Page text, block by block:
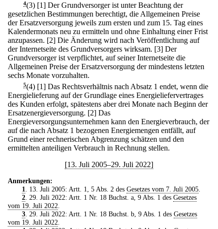
4(3) [1] Der Grundversorger ist unter Beachtung der
gesetzlichen Bestimmungen berechtigt, die Allgemeinen Preise
der Ersatzversorgung jeweils zum ersten und zum 15. Tag eines
Kalendermonats neu zu ermitteln und ohne Einhaltung einer Frist
anzupassen. [2] Die Änderung wird nach Veröffentlichung auf
der Internetseite des Grundversorgers wirksam. [3] Der
Grundversorger ist verpflichtet, auf seiner Internetseite die
Allgemeinen Preise der Ersatzversorgung der mindestens letzten
sechs Monate vorzuhalten.
5(4) [1] Das Rechtsverhältnis nach Absatz 1 endet, wenn die
Energielieferung auf der Grundlage eines Energieliefervertrages
des Kunden erfolgt, spätestens aber drei Monate nach Beginn der
Ersatzenergieversorgung. [2] Das
Energieversorgungsunternehmen kann den Energieverbrauch, der
auf die nach Absatz 1 bezogenen Energiemengen entfällt, auf
Grund einer rechnerischen Abgrenzung schätzen und den
ermittelten anteiligen Verbrauch in Rechnung stellen.
[13. Juli 2005–29. Juli 2022]
Anmerkungen:
1
. 13. Juli 2005: Artt. 1, 5 Abs. 2 des Gesetzes vom 7. Juli 2005.
2. 29. Juli 2022: Artt. 1 Nr. 18 Buchst. a, 9 Abs. 1 des Gesetzes
vom 19. Juli 2022
3. 29. Juli 2022: Artt. 1 Nr. 18 Buchst. b, 9 Abs. 1 des Gesetzes
vom 19. Juli 2022